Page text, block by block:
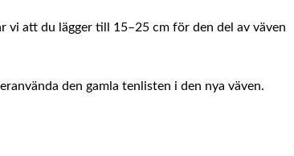
vi att du lägger till 15–25 cm för den del av väven
den gamla tenlisten i den nya väven.